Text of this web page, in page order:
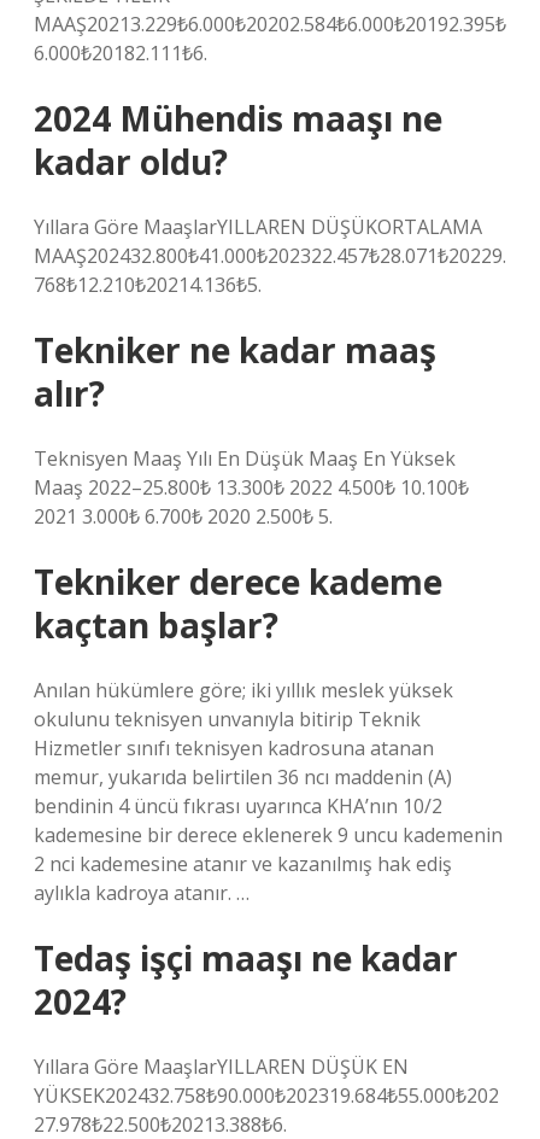
MAAŞ20213.229₺6.000₺20202.584₺6.000₺20192.395₺
6.000₺20182.111₺6.
2024 Mühendis maaşı ne
kadar oldu?
Yıllara Göre MaaşlarYILLAREN DÜŞÜKORTALAMA
MAAŞ202432.800₺41.000₺202322.457₺28.071₺20229.
768₺12.210₺20214.136₺5.
Tekniker ne kadar maaş
alır?
Teknisyen Maaş Yılı En Düşük Maaş En Yüksek
Maaş 2022–25.800₺ 13.300₺ 2022 4.500₺ 10.100₺
2021 3.000₺ 6.700₺ 2020 2.500₺ 5.
Tekniker derece kademe
kaçtan başlar?
Anılan hükümlere göre; iki yıllık meslek yüksek
okulunu teknisyen unvanıyla bitirip Teknik
Hizmetler sınıfı teknisyen kadrosuna atanan
memur, yukarıda belirtilen 36 ncı maddenin (A)
bendinin 4 üncü fıkrası uyarınca KHA’nın 10/2
kademesine bir derece eklenerek 9 uncu kademenin
2 nci kademesine atanır ve kazanılmış hak ediş
aylıkla kadroya atanır. …
Tedaş işçi maaşı ne kadar
2024?
Yıllara Göre MaaşlarYILLAREN DÜŞÜK EN
YÜKSEK202432.758₺90.000₺202319.684₺55.000₺202
27.978₺22.500₺20213.388₺6.